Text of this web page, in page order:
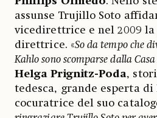
assunse Trujillo Soto
vicedirettrice e nel 2009 la
direttrice. «So da tempo che
Kahlo sono scomparse dalla
Helga Prignitz-Poda,
tedesca, grande esperta di
cocuratrice del suo